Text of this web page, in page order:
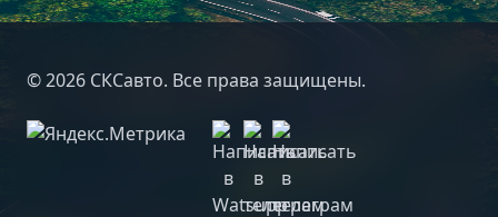
© 2026 СКСавто. Все права защищены.